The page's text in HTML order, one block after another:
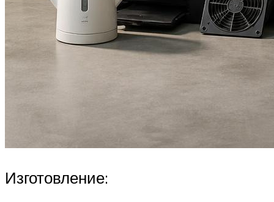
Изготовление: